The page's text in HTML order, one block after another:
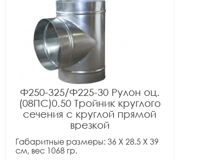
Ф250-325/Ф225-30 Рулон оц.
(08ПС)0.50 Тройник круглого
сечения с круглой прямой
врезкой
Габаритные размеры: 36 X 28.5 X 39
см, вес 1068 гр.